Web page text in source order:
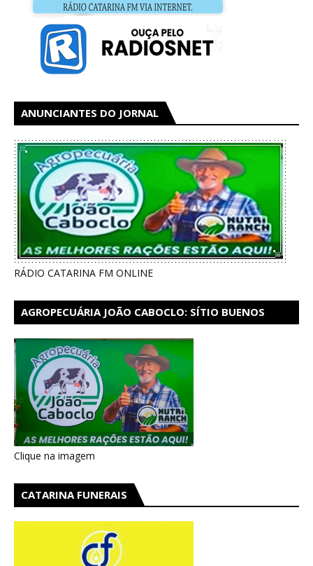
ANUNCIANTES DO JORNAL
RÁDIO CATARINA FM ONLINE
AGROPECUÁRIA JOÃO CABOCLO: SÍTIO BUENOS
Clique na imagem
CATARINA FUNERAIS